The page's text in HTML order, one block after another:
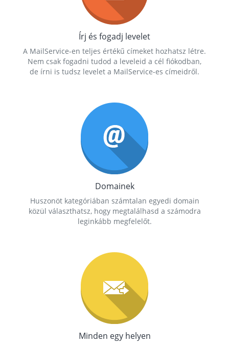
Írj és fogadj levelet
A MailService-en teljes értékű címeket hozhatsz létre.
Nem csak fogadni tudod a leveleid a cél fiókodban,
de írni is tudsz levelet a MailService-es címeidről.
Domainek
Huszonöt kategóriában számtalan egyedi domain
közül választhatsz, hogy megtalálhasd a számodra
leginkább megfelelőt.
Minden egy helyen